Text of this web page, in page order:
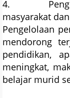
4.
masyarakat
Pengelolaan
mendorong
pendidikan,
meningkat,
belajar murid